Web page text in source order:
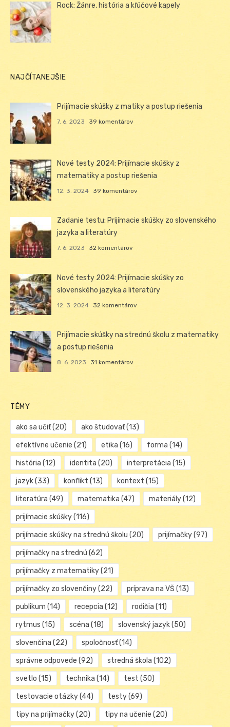
Rock: Žánre, história a kľúčové kapely
NAJČÍTANEJŠIE
Prijímacie skúšky z matiky a postup riešenia
7. 6. 2023 39 komentárov
Nové testy 2024: Prijímacie skúšky z
matematiky a postup riešenia
12. 3. 2024 39 komentárov
Zadanie testu: Prijímacie skúšky zo slovenského
jazyka a literatúry
7. 6. 2023 32 komentárov
Nové testy 2024: Prijímacie skúšky zo
slovenského jazyka a literatúry
12. 3. 2024 32 komentárov
Prijímacie skúšky na strednú školu z matematiky
a postup riešenia
8. 6. 2023 31 komentárov
TÉMY
ako sa učiť(20) ako študovať(13)
efektívne učenie (21) etika (16) forma (14)
história (12) identita (20) interpretácia (15)
jazyk(33) konflikt (13) kontext (15)
literatúra (49) matematika (47) materiály(12)
prijímacie skúšky(116)
prijímacie skúšky na strednú školu (20) prijímačky(97)
prijímačky na strednú (62)
prijímačky z matematiky(21)
prijímačky zo slovenčiny(22) príprava na VŠ (13)
publikum (14) recepcia (12) rodičia (11)
rytmus (15) scéna (18) slovenský jazyk(50)
slovenčina (22) spoločnosť(14)
správne odpovede (92) stredná škola (102)
svetlo (15) technika (14) test (50)
testovacie otázky(44) testy(69)
tipy na prijímačky(20) tipy na učenie (20)